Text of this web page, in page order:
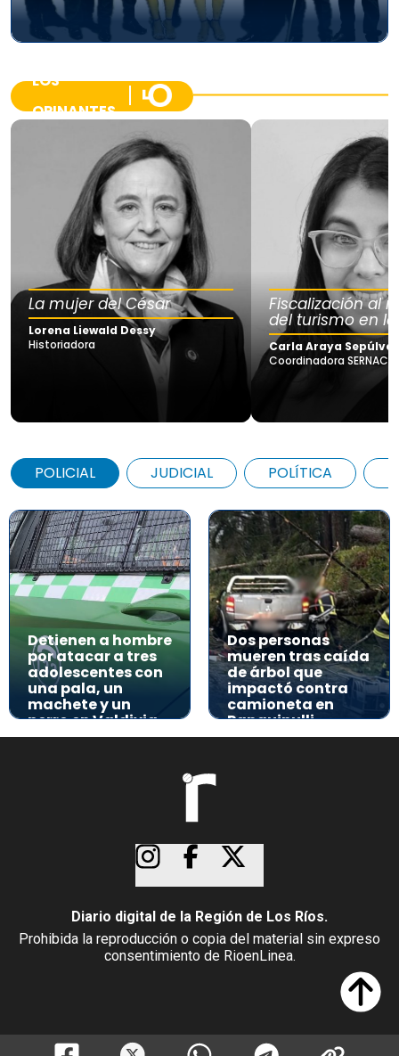
LOS
OPINANTES
La mujer del César
Lorena Liewald Dessy
Historiadora
Fiscalización al
del turismo en
Carla Araya
Coordinadora SERNAC
POLICIAL JUDICIAL POLÍTICA
Detienen a hombre
por atacar a tres
adolescentes con
una pala, un
machete y un
perro en Valdivia
Dos personas
mueren tras caída
de árbol que
impactó contra
camioneta en
Panguipulli
Diario digital de la Región de Los Ríos.
Prohibida la reproducción o copia del material sin expreso
consentimiento de RioenLinea.